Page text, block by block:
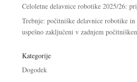
Celoletne delavnice robotike 2025/26:
Trebnje: počitniške delavnice robotike
uspešno zaključeni v zadnjem
Kategorije
Dogodek